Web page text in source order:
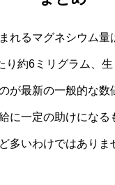
れるマグネシウム量
り約6ミリグラム、生
が最新の一般的な数
に一定の助けになる
多いわけではありま